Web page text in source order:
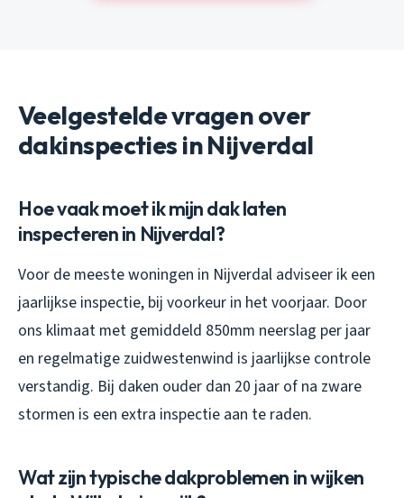
Veelgestelde vragen over
dakinspecties in Nijverdal
Hoe vaak moet ik mijn dak laten
inspecteren in Nijverdal?
Voor de meeste woningen in Nijverdal adviseer ik een
jaarlijkse inspectie, bij voorkeur in het voorjaar. Door
ons klimaat met gemiddeld 850mm neerslag per jaar
en regelmatige zuidwestenwind is jaarlijkse controle
verstandig. Bij daken ouder dan 20 jaar of na zware
stormen is een extra inspectie aan te raden.
Wat zijn typische dakproblemen in wijken